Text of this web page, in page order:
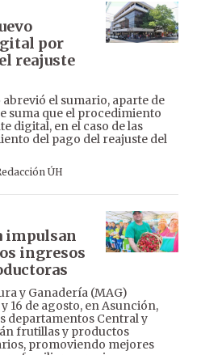
por
reajuste
abrevió el sumario, aparte de
suma que el procedimiento
digital, en el caso de las
del pago del reajuste del
ÚH
impulsan
ingresos
y Ganadería (MAG)
16 de agosto, en Asunción,
departamentos Central y
frutillas y productos
promoviendo mejores